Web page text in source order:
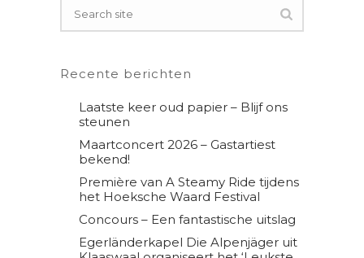
Recente berichten
Laatste keer oud papier – Blijf ons
steunen
Maartconcert 2026 – Gastartiest
bekend!
Première van A Steamy Ride tijdens
het Hoeksche Waard Festival
Concours – Een fantastische uitslag
Egerländerkapel Die Alpenjäger uit